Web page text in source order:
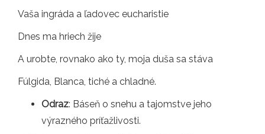
Vaša ingráda a ľadovec eucharistie
Dnes ma hriech žije
A urobte, rovnako ako ty, moja duša sa stáva
Fúlgida, Blanca, tiché a chladné.
Odraz: Báseň o snehu a tajomstve jeho
výrazného príťažlivosti.